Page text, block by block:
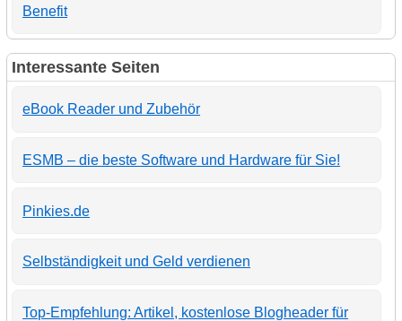
Benefit
Interessante Seiten
eBook Reader und Zubehör
ESMB – die beste Software und Hardware für Sie!
Pinkies.de
Selbständigkeit und Geld verdienen
Top-Empfehlung: Artikel, kostenlose Blogheader für